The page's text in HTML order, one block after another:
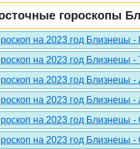
гороскопы
на 2023 год Близнецы -
на 2023 год Близнецы -
на 2023 год Близнецы -
на 2023 год Близнецы
на 2023 год Близнецы -
на 2023 год Близнецы -